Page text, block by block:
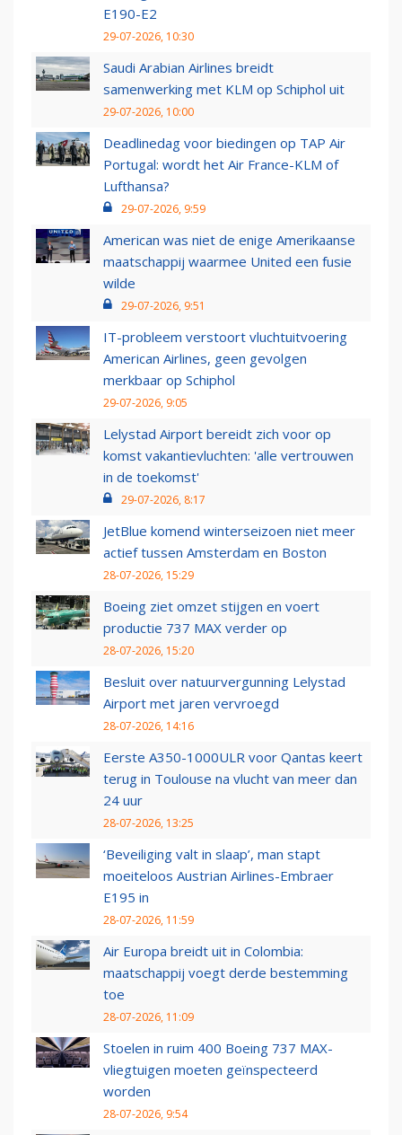
E190-E2
29-07-2026, 10:30
Saudi Arabian Airlines breidt
samenwerking met KLM op Schiphol uit
29-07-2026, 10:00
Deadlinedag voor biedingen op TAP Air
Portugal: wordt het Air France-KLM of
Lufthansa?
29-07-2026, 9:59
American was niet de enige Amerikaanse
maatschappij waarmee United een fusie
wilde
29-07-2026, 9:51
IT-probleem verstoort vluchtuitvoering
American Airlines, geen gevolgen
merkbaar op Schiphol
29-07-2026, 9:05
Lelystad Airport bereidt zich voor op
komst vakantievluchten: 'alle vertrouwen
in de toekomst'
29-07-2026, 8:17
JetBlue komend winterseizoen niet meer
actief tussen Amsterdam en Boston
28-07-2026, 15:29
Boeing ziet omzet stijgen en voert
productie 737 MAX verder op
28-07-2026, 15:20
Besluit over natuurvergunning Lelystad
Airport met jaren vervroegd
28-07-2026, 14:16
Eerste A350-1000ULR voor Qantas keert
terug in Toulouse na vlucht van meer dan
24 uur
28-07-2026, 13:25
‘Beveiliging valt in slaap’, man stapt
moeiteloos Austrian Airlines-Embraer
E195 in
28-07-2026, 11:59
Air Europa breidt uit in Colombia:
maatschappij voegt derde bestemming
toe
28-07-2026, 11:09
Stoelen in ruim 400 Boeing 737 MAX-
vliegtuigen moeten geïnspecteerd
worden
28-07-2026, 9:54